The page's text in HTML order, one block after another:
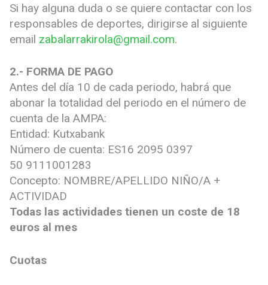
Si hay alguna duda o se quiere contactar con los
responsables de deportes, dirigirse al siguiente
email zabalarrakirola@gmail.com.
2.- FORMA DE PAGO
Antes del día 10 de cada periodo, habrá que
abonar la totalidad del periodo en el número de
cuenta de la AMPA:
Entidad: Kutxabank
Número de cuenta: ES16 2095 0397
50 9111001283
Concepto: NOMBRE/APELLIDO NIÑO/A +
ACTIVIDAD
Todas las actividades tienen un coste de 18
euros al mes
Cuotas